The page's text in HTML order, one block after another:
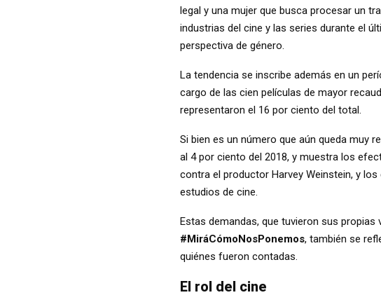
legal y una mujer que busca procesar un
industrias del cine y las series durante el
perspectiva de género.
La tendencia se inscribe además en un
cargo de las cien películas de mayor
representaron el 16 por ciento del total.
Si bien es un número que aún queda muy
al 4 por ciento del 2018, y muestra los
contra el productor Harvey Weinstein, y
estudios de cine.
Estas demandas, que tuvieron sus
#MiráCómoNosPonemos, también se
quiénes fueron contadas.
El rol del cine